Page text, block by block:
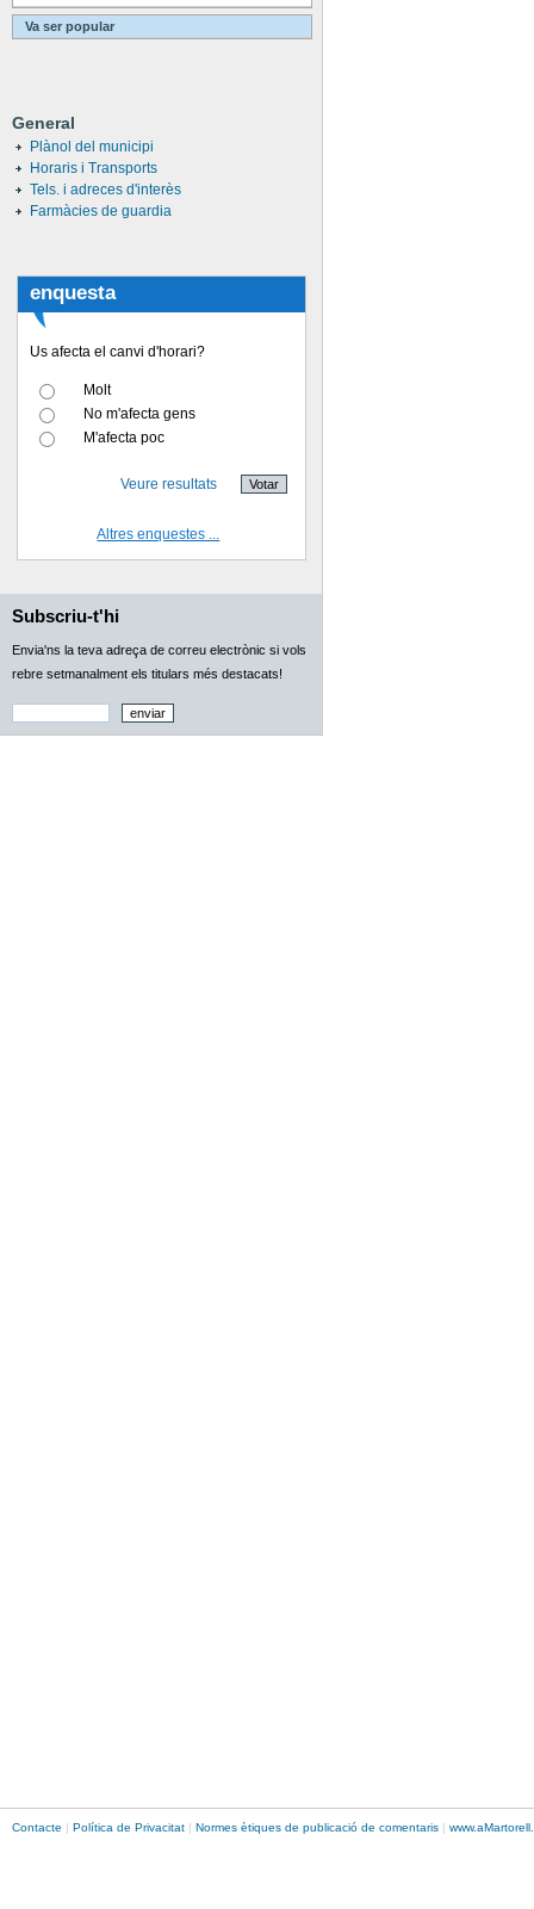
Va ser popular
General
Plànol del municipi
Horaris i Transports
Tels. i adreces d'interès
Farmàcies de guardia
enquesta
Us afecta el canvi d'horari?
Molt
No m'afecta gens
M'afecta poc
Veure resultats
Altres enquestes ...
Subscriu-t'hi
Envia'ns la teva adreça de correu electrònic si vols
rebre setmanalment els titulars més destacats!
Contacte | Política de Privacitat | Normes ètiques de publicació de comentaris | www.aMartorell